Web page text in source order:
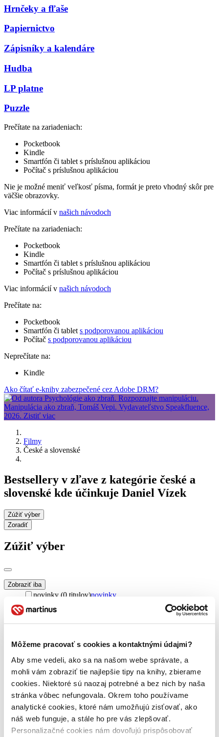
Môžeme pracovať s cookies a kontaktnými údajmi?
Aby sme vedeli, ako sa na našom webe správate, a
mohli vám zobraziť tie najlepšie tipy na knihy, zbierame
cookies. Niektoré sú naozaj potrebné a bez nich by naša
stránka vôbec nefungovala. Okrem toho používame
analytické cookies, ktoré nám umožňujú zisťovať, ako
náš web funguje, a stále ho pre vás zlepšovať.
Personalizačné cookies nám dovoľujú prispôsobovať
Hrnčeky a fľaše
Papiernictvo
Zápisníky a kalendáre
Hudba
LP platne
Puzzle
Prečítate na zariadeniach:
Pocketbook
Kindle
Smartfón či tablet s príslušnou aplikáciou
Počítač s príslušnou aplikáciou
Nie je možné meniť veľkosť písma, formát je preto vhodný skôr pre
väčšie obrazovky.
Viac informácií v našich návodoch
Prečítate na zariadeniach:
Pocketbook
Kindle
Smartfón či tablet s príslušnou aplikáciou
Počítač s príslušnou aplikáciou
Viac informácií v našich návodoch
Prečítate na:
Pocketbook
Smartfón či tablet s podporovanou aplikáciou
Počítač s podporovanou aplikáciou
Neprečítate na:
Kindle
Ako čítať e-knihy zabezpečené cez Adobe DRM?
Filmy
České a slovenské
Bestsellery v zľave z kategórie české a
slovenské kde účinkuje Daniel Vízek
Zúžiť výber
Zoradiť
Zúžiť výber
Zobraziť iba
novinky (0 titulov)novinky
zľavnené tituly (0 titulov)
Dostupnosť
predpredaj (0 titulov)predpredaj
dostupná (bez vypredaných) (0 titulov)dostupná (bez
vypredaných)
Nové / čítané
nová (0 titulov)nová
čítaná (0 titulov)čítaná
čítaná - výborný stav (0 titulov)čítaná - výborný stav
čítaná - mierne opotrebovaná (0 titulov)čítaná - mierne